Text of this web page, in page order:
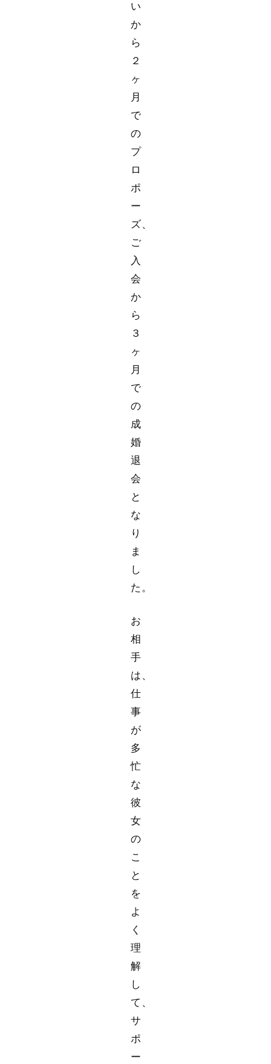
い
か
ら
２
ヶ
月
で
の
プ
ロ
ポ
ー
ズ、
ご
入
会
か
ら
３
ヶ
月
で
の
成
婚
退
会
と
な
り
ま
し
た。
お
相
手
は、
仕
事
が
多
忙
な
彼
女
の
こ
と
を
よ
く
理
解
し
て、
サ
ポ
ー